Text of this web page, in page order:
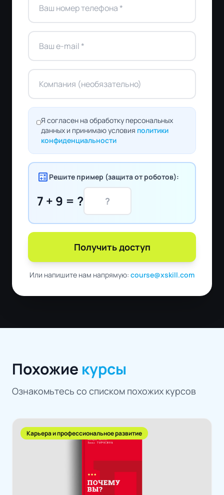
Я согласен на обработку персональных
данных и принимаю условия политики
конфиденциальности
calculate Решите пример (защита от роботов):
7 + 9 = ?
Получить доступ
Или напишите нам напрямую: course@xskill.com
Похожие курсы
Ознакомьтесь со списком похожих курсов
Карьера и профессиональное развитие